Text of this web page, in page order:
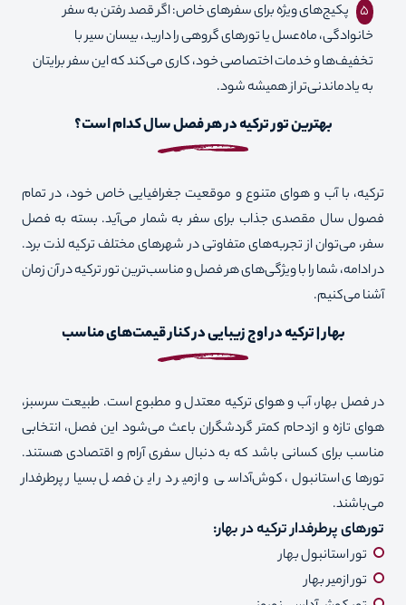
پکیج‌های ویژه برای سفرهای خاص: اگر قصد رفتن به سفر
خانوادگی، ماه‌عسل یا تورهای گروهی را دارید، بیسان سیر با
تخفیف‌ها و خدمات اختصاصی خود، کاری می‌کند که این سفر برایتان
به یادماندنی‌تر از همیشه شود.
بهترین تور ترکیه در هر فصل سال کدام است؟
ترکیه، با آب و هوای متنوع و موقعیت جغرافیایی خاص خود، در تمام
فصول سال مقصدی جذاب برای سفر به شمار می‌آید. بسته به فصل
سفر، می‌توان از تجربه‌های متفاوتی در شهرهای مختلف ترکیه لذت برد.
در ادامه، شما را با ویژگی‌های هر فصل و مناسب‌ترین تور ترکیه در آن زمان
آشنا می‌کنیم.
بهار | ترکیه در اوج زیبایی در کنار قیمت‌های مناسب
در فصل بهار، آب و هوای ترکیه معتدل و مطبوع است. طبیعت سرسبز،
هوای تازه و ازدحام کمتر گردشگران باعث می‌شود این فصل، انتخابی
مناسب برای کسانی باشد که به دنبال سفری آرام و اقتصادی هستند.
تورهای استانبول، کوش‌آداسی و ازمیر در این فصل بسیار پرطرفدار
می‌باشند.
تورهای پرطرفدار ترکیه در بهار:
تور استانبول بهار
تور ازمیر بهار